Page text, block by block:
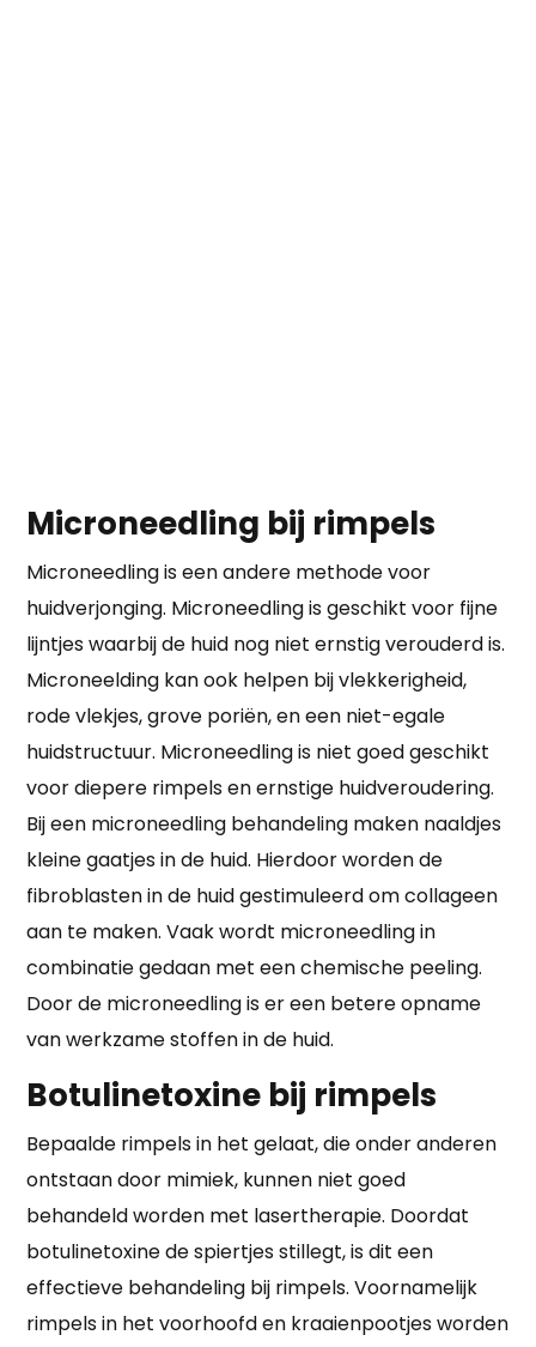
Microneedling bij rimpels
Microneedling is een andere methode voor
huidverjonging. Microneedling is geschikt voor fijne
lijntjes waarbij de huid nog niet ernstig verouderd is.
Microneelding kan ook helpen bij vlekkerigheid,
rode vlekjes, grove poriën, en een niet-egale
huidstructuur. Microneedling is niet goed geschikt
voor diepere rimpels en ernstige huidveroudering.
Bij een microneedling behandeling maken naaldjes
kleine gaatjes in de huid. Hierdoor worden de
fibroblasten in de huid gestimuleerd om collageen
aan te maken. Vaak wordt microneedling in
combinatie gedaan met een chemische peeling.
Door de microneedling is er een betere opname
van werkzame stoffen in de huid.
Botulinetoxine bij rimpels
Bepaalde rimpels in het gelaat, die onder anderen
ontstaan door mimiek, kunnen niet goed
behandeld worden met lasertherapie. Doordat
botulinetoxine de spiertjes stillegt, is dit een
effectieve behandeling bij rimpels. Voornamelijk
rimpels in het voorhoofd en kraaienpootjes worden